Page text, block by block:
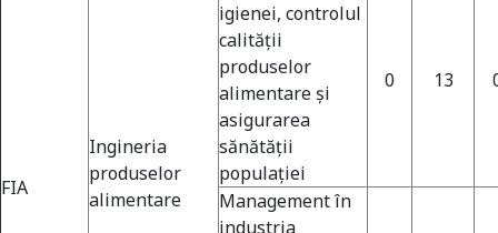
FIA
Ingineria
produselor
alimentare
igienei, controlul
calităţii
produselor
alimentare şi
asigurarea
sănătăţii
populaţiei
0 13
Management în
industria